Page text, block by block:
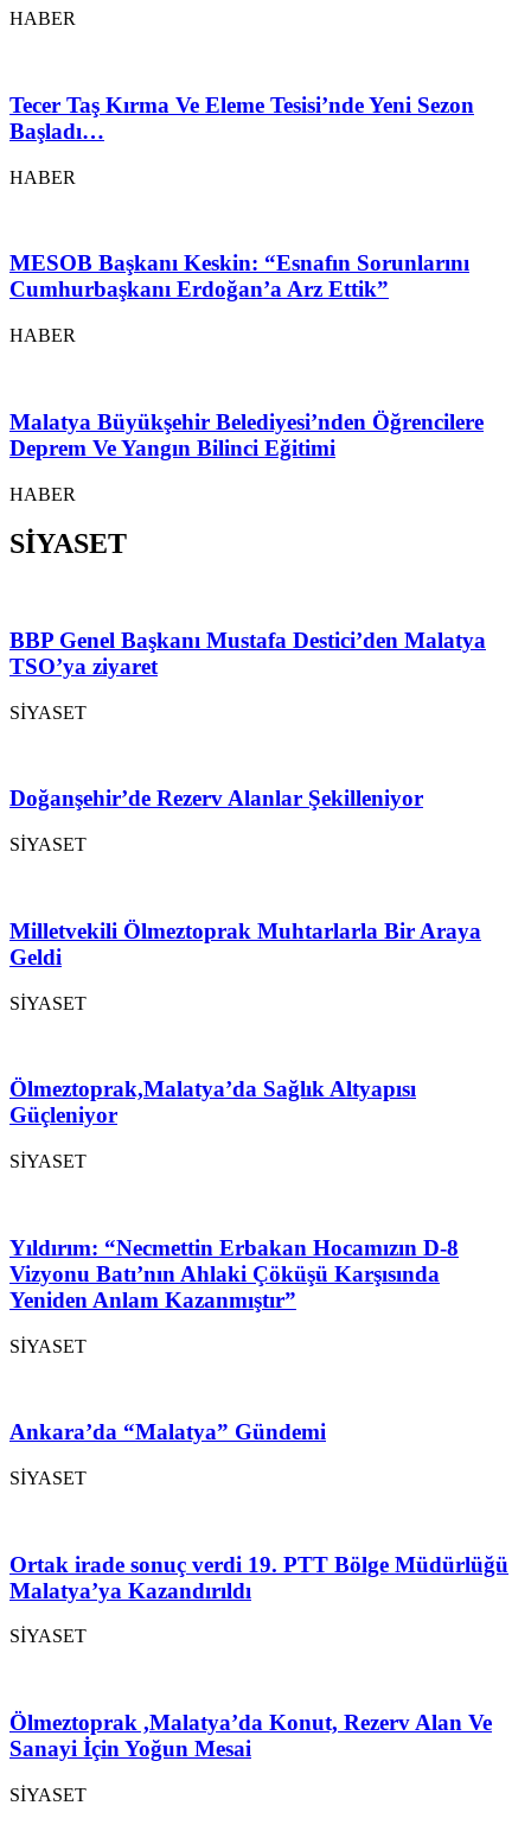
HABER
Tecer Taş Kırma Ve Eleme Tesisi’nde Yeni Sezon
Başladı…
HABER
MESOB Başkanı Keskin: “Esnafın Sorunlarını
Cumhurbaşkanı Erdoğan’a Arz Ettik”
HABER
Malatya Büyükşehir Belediyesi’nden Öğrencilere
Deprem Ve Yangın Bilinci Eğitimi
HABER
SİYASET
BBP Genel Başkanı Mustafa Destici’den Malatya
TSO’ya ziyaret
SİYASET
Doğanşehir’de Rezerv Alanlar Şekilleniyor
SİYASET
Milletvekili Ölmeztoprak Muhtarlarla Bir Araya
Geldi
SİYASET
Ölmeztoprak,Malatya’da Sağlık Altyapısı
Güçleniyor
SİYASET
Yıldırım: “Necmettin Erbakan Hocamızın D-8
Vizyonu Batı’nın Ahlaki Çöküşü Karşısında
Yeniden Anlam Kazanmıştır”
SİYASET
Ankara’da “Malatya” Gündemi
SİYASET
Ortak irade sonuç verdi 19. PTT Bölge Müdürlüğü
Malatya’ya Kazandırıldı
SİYASET
Ölmeztoprak ,Malatya’da Konut, Rezerv Alan Ve
Sanayi İçin Yoğun Mesai
SİYASET